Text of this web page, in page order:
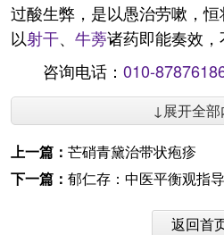
过酸生弊，是以愚治劳嗽，
以射干、 牛蒡诸药即能奏效，
咨询电话： 010-
↓展开全部
上一篇： 芒硝青黛治带状疱疹
下一篇： 郁仁存：中医平衡观指导老年
返回首